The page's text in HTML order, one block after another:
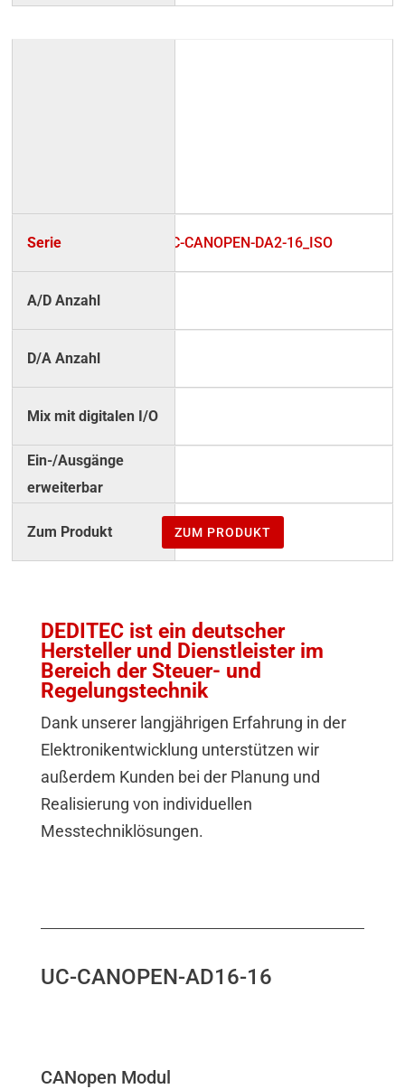
UC-CANOPEN-DA2-16_ISO
ZUM PRODUKT
DEDITEC ist ein deutscher
Hersteller und Dienstleister im
Bereich der Steuer- und
Regelungstechnik
Dank unserer langjährigen Erfahrung in der
Elektronikentwicklung unterstützen wir
außerdem Kunden bei der Planung und
Realisierung von individuellen
Messtechniklösungen.
UC-CANOPEN-AD16-16
CANopen Modul